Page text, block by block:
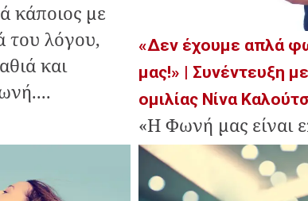
κάποιος με
του λόγου,
και
«Δεν έχουμε απλά
μας!» | Συνέντευξη
ομιλίας Νίνα
«H Φωνή μας είναι